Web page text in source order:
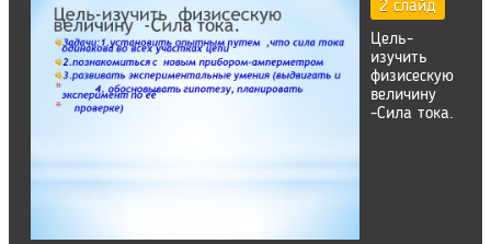
2 слайд
Цель-
изучить
физисескую
величину
-Сила тока.